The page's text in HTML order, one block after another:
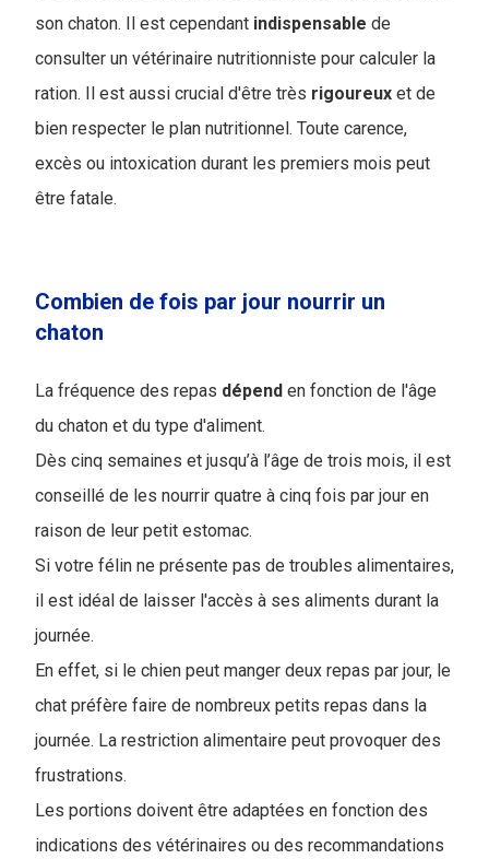
son chaton. Il est cependant indispensable de
consulter un vétérinaire nutritionniste pour calculer la
ration. Il est aussi crucial d'être très rigoureux et de
bien respecter le plan nutritionnel. Toute carence,
excès ou intoxication durant les premiers mois peut
être fatale.
Combien de fois par jour nourrir un
chaton
La fréquence des repas dépend en fonction de l'âge
du chaton et du type d'aliment.
Dès cinq semaines et jusqu’à l’âge de trois mois, il est
conseillé de les nourrir quatre à cinq fois par jour en
raison de leur petit estomac.
Si votre félin ne présente pas de troubles alimentaires,
il est idéal de laisser l'accès à ses aliments durant la
journée.
En effet, si le chien peut manger deux repas par jour, le
chat préfère faire de nombreux petits repas dans la
journée. La restriction alimentaire peut provoquer des
frustrations.
Les portions doivent être adaptées en fonction des
indications des vétérinaires ou des recommandations